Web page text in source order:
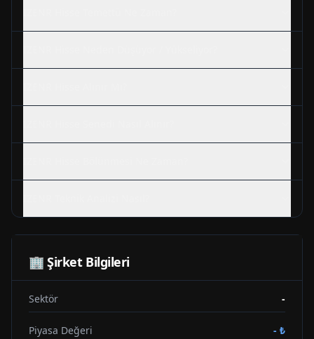
🏢 Şirket Bilgileri
Sektör -
Piyasa Değeri - ₺